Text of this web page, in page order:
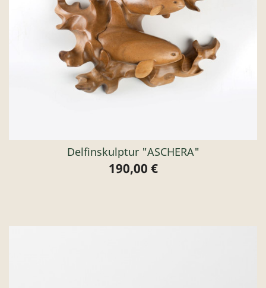
Delfinskulptur "ASCHERA"
Preis
190,00 €